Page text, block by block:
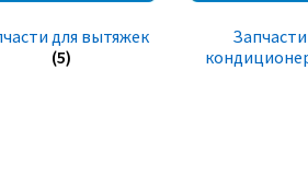
для вытяжек
(5)